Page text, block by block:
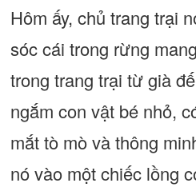
Hôm ấy, chủ trang trại
sóc cái trong rừng
trong trang trại từ già
ngắm con vật bé nhỏ,
mắt tò mò và thông
nó vào một chiếc lồng